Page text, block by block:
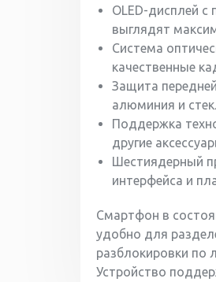
OLED-дисплей с
выглядят
Система
качественные
Защита
алюминия и
Поддержка
другие
Шестиядерный
интерфейса и
Смартфон в
удобно для
разблокировки по
Устройство